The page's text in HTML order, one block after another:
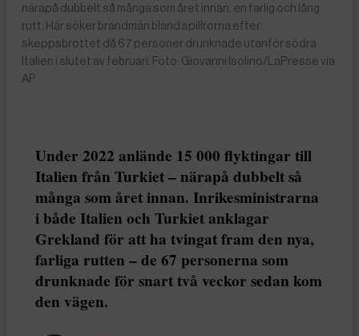
närapå dubbelt så många som året innan, en farlig och lång
rutt. Här söker brandmän bland spillrorna efter
skeppsbrottet då 67 personer drunknade utanför södra
Italien i slutet av februari. Foto: Giovanni Isolino/LaPresse via
AP
Under 2022 anlände 15 000 flyktingar till
Italien från Turkiet – närapå dubbelt så
många som året innan. Inrikesministrarna
i både Italien och Turkiet anklagar
Grekland för att ha tvingat fram den nya,
farliga rutten – de 67 personerna som
drunknade för snart två veckor sedan kom
den vägen.